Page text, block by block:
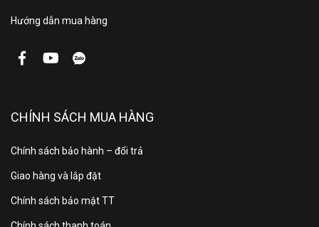
Hướng dẫn mua hàng
CHÍNH SÁCH MUA HÀNG
Chính sách bảo hành – đổi trả
Giao hàng và lắp đặt
Chính sách bảo mật TT